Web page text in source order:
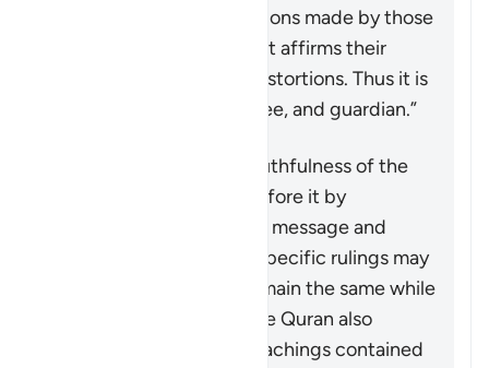
and clarifying the distortions made by those
who altered them. Thus, it affirms their
truths and falsifies any distortions. Thus it is
witness, confirmer, trustee, and guardian.”
The Quran affirms the truthfulness of the
divine books revealed before it by
upholding the same core message and
teachings even though specific rulings may
change. Some rulings remain the same while
others are abrogated. The Quran also
distinguishes the true teachings contained